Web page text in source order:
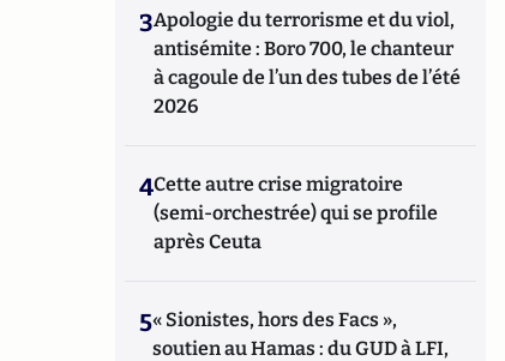
3Apologie du terrorisme et du viol,
antisémite : Boro 700, le chanteur
à cagoule de l’un des tubes de l’été
2026
4Cette autre crise migratoire
(semi-orchestrée) qui se profile
après Ceuta
5« Sionistes, hors des Facs »,
soutien au Hamas : du GUD à LFI,